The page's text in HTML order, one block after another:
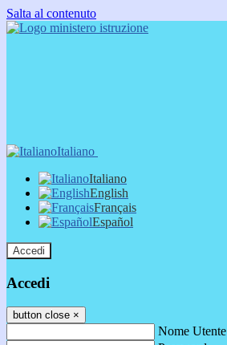
Salta al contenuto
Italiano
Italiano
English
Français
Español
Accedi
Accedi
button close ×
Nome Utente